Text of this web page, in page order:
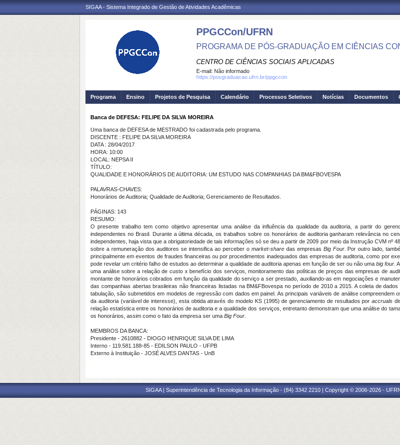
SIGAA - Sistema Integrado de Gestão de Atividades Acadêmicas
PPGCCon/UFRN
PROGRAMA DE PÓS-GRADUAÇÃO EM CIÊNCIAS
CENTRO DE CIÊNCIAS SOCIAIS APLICADAS
E-mail: Não informado
https://posgraduacao.ufrn.br/ppgccon
Programa Ensino Projetos de Pesquisa Calendário Processos Seletivos Notícias Documentos
Banca de DEFESA: FELIPE DA SILVA MOREIRA
Uma banca de DEFESA de MESTRADO foi cadastrada pelo programa.
DISCENTE : FELIPE DA SILVA MOREIRA
DATA : 28/04/2017
HORA: 10:00
LOCAL: NEPSA II
TÍTULO:
QUALIDADE E HONORÁRIOS DE AUDITORIA: UM ESTUDO NAS COMPANHIAS DA BM&FBOVESPA
PALAVRAS-CHAVES:
Honorários de Auditoria; Qualidade de Auditoria; Gerenciamento de Resultados.
PÁGINAS: 143
RESUMO:
O presente trabalho tem como objetivo apresentar uma análise da influência da qualidade da auditoria, a partir do
independentes no Brasil. Durante a última década, os trabalhos sobre os honorários de auditoria ganharam relevância no
independentes, haja vista que a obrigatoriedade de tais informações só se deu a partir de 2009 por meio da Instrução CVM nº
sobre a remuneração dos auditores se intensifica ao perceber o market-sharedas empresas Big Four. Por outro lado,
principalmente em eventos de fraudes financeiras ou por procedimentos inadequados das empresas de auditoria, como por
pode revelar um critério falho de estudos ao determinar a qualidade de auditoria apenas em função de ser ou não uma big four.
uma análise sobre a relação de custo x benefício dos serviços, monitoramento das políticas de preços das empresas de
montante de honorários cobrados em função da qualidade do serviço a ser prestado, auxiliando-as em negociações e
das companhias abertas brasileiras não financeiras listadas na BM&FBovespa no período de 2010 a 2015. A coleta de
tabulação, são submetidos em modelos de regressão com dados em painel. As principais variáveis de análise compreendem
da auditoria (variável de interesse), esta obtida através do modelo KS (1995) de gerenciamento de resultados poraccruals
relação estatística entre os honorários de auditoria e a qualidade dos serviços, entretanto demonstram que uma análise do
os honorários, assim como o fato da empresa ser uma Big Four
MEMBROS DA BANCA:
Presidente - 2610882 - DIOGO HENRIQUE SILVA DE LIMA
Interno - 119.581.188-85 - EDILSON PAULO - UFPB
Externo à Instituição - JOSÉ ALVES DANTAS - UnB
SIGAA | Superintendência de Tecnologia da Informação - (84) 3342 2210 | Copyright © 2006-2026 -